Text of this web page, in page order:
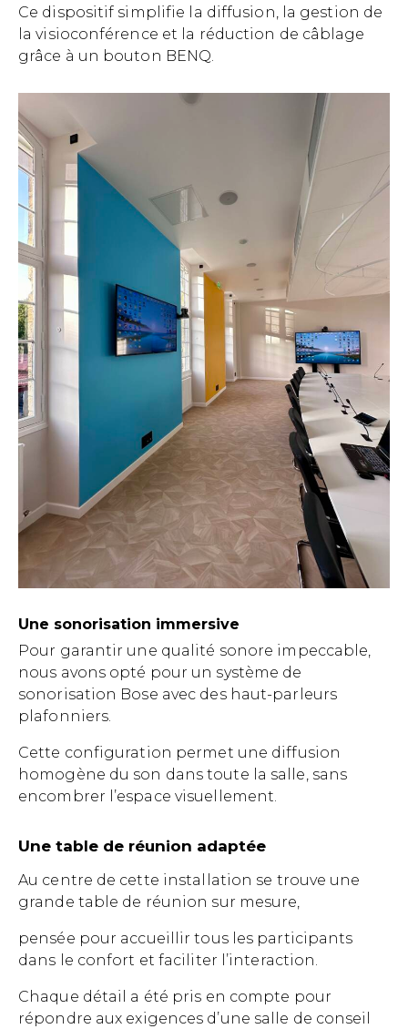
Ce dispositif simplifie la diffusion, la gestion de
la visioconférence et la réduction de câblage
grâce à un bouton BENQ.
Une sonorisation immersive
Pour garantir une qualité sonore impeccable,
nous avons opté pour un système de
sonorisation Bose avec des haut-parleurs
plafonniers.
Cette configuration permet une diffusion
homogène du son dans toute la salle, sans
encombrer l’espace visuellement.
Une table de réunion adaptée
Au centre de cette installation se trouve une
grande table de réunion sur mesure,
pensée pour accueillir tous les participants
dans le confort et faciliter l’interaction.
Chaque détail a été pris en compte pour
répondre aux exigences d’une salle de conseil